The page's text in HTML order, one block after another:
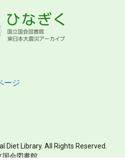
ージ
Diet Library. All Rights Reserved.